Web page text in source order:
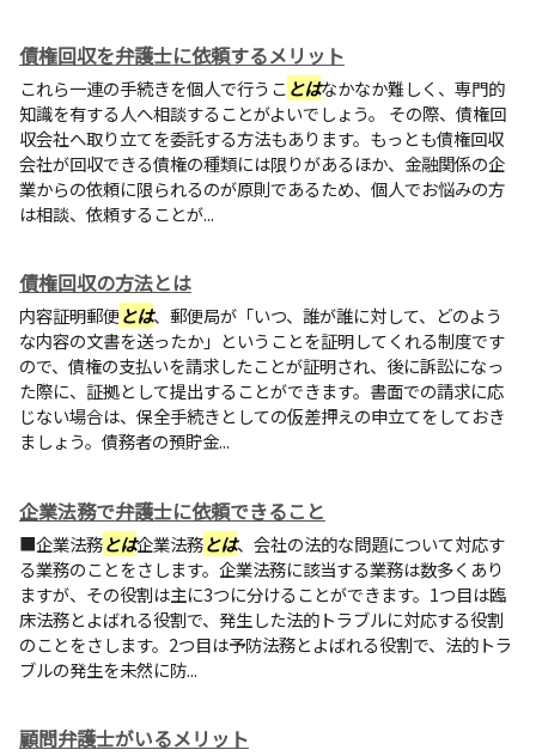
債権回収を弁護士に依頼するメリット
これら一連の手続きを個人で行うことはなかなか難しく、専門的
知識を有する人へ相談することがよいでしょう。 その際、債権回
収会社へ取り立てを委託する方法もあります。もっとも債権回収
会社が回収できる債権の種類には限りがあるほか、金融関係の企
業からの依頼に限られるのが原則であるため、個人でお悩みの方
は相談、依頼することが...
債権回収の方法とは
内容証明郵便とは、郵便局が「いつ、誰が誰に対して、どのよう
な内容の文書を送ったか」ということを証明してくれる制度です
ので、債権の支払いを請求したことが証明され、後に訴訟になっ
た際に、証拠として提出することができます。書面での請求に応
じない場合は、保全手続きとしての仮差押えの申立てをしておき
ましょう。債務者の預貯金...
企業法務で弁護士に依頼できること
■企業法務とは企業法務とは、会社の法的な問題について対応す
る業務のことをさします。企業法務に該当する業務は数多くあり
ますが、その役割は主に3つに分けることができます。1つ目は臨
床法務とよばれる役割で、発生した法的トラブルに対応する役割
のことをさします。2つ目は予防法務とよばれる役割で、法的トラ
ブルの発生を未然に防...
顧問弁護士がいるメリット